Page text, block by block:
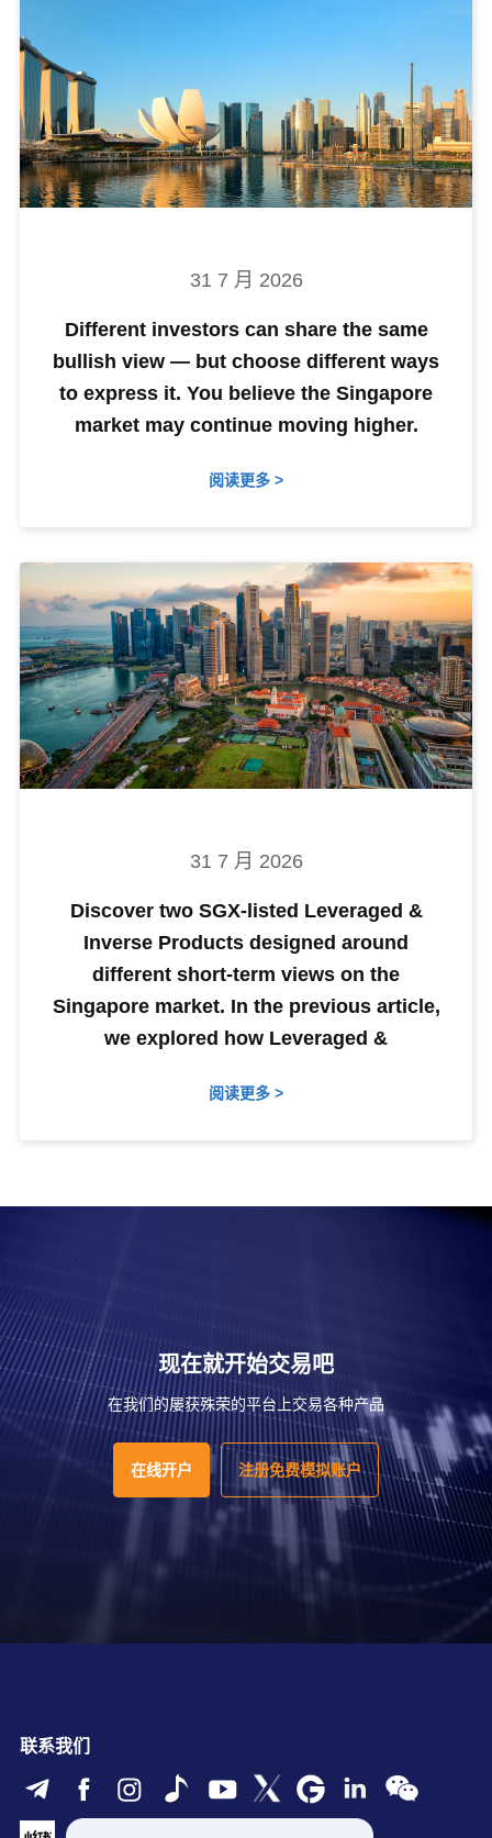
31 7 月 2026
Different investors can share the same
bullish view — but choose different ways
to express it. You believe the Singapore
market may continue moving higher.
阅读更多 >
31 7 月 2026
Discover two SGX-listed Leveraged &
Inverse Products designed around
different short-term views on the
Singapore market. In the previous article,
we explored how Leveraged &
阅读更多 >
现在就开始交易吧
在我们的屡获殊荣的平台上交易各种产品
在线开户 注册免费模拟账户
联系我们